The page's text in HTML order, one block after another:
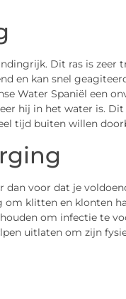
Dit ras is zeer
en kan snel
Water Spaniël een
hij in het water is.
tijd buiten willen
dan voor dat je
klitten en klonten
om infectie te
uitlaten om zijn